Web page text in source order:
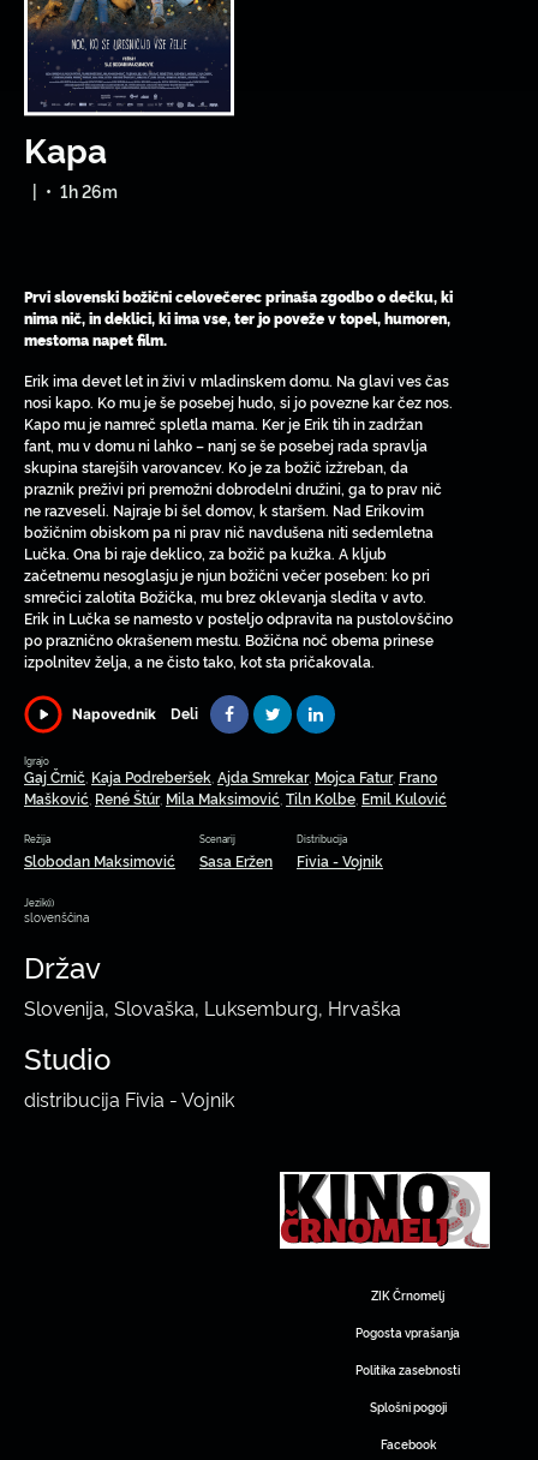
Kapa
| • 1h 26m
Prvi slovenski božični celovečerec prinaša zgodbo o dečku, ki
nima nič, in deklici, ki ima vse, ter jo poveže v topel, humoren,
mestoma napet film.
Erik ima devet let in živi v mladinskem domu. Na glavi ves čas
nosi kapo. Ko mu je še posebej hudo, si jo povezne kar čez nos.
Kapo mu je namreč spletla mama. Ker je Erik tih in zadržan
fant, mu v domu ni lahko – nanj se še posebej rada spravlja
skupina starejših varovancev. Ko je za božič izžreban, da
praznik preživi pri premožni dobrodelni družini, ga to prav nič
ne razveseli. Najraje bi šel domov, k staršem. Nad Erikovim
božičnim obiskom pa ni prav nič navdušena niti sedemletna
Lučka. Ona bi raje deklico, za božič pa kužka. A kljub
začetnemu nesoglasju je njun božični večer poseben: ko pri
smrečici zalotita Božička, mu brez oklevanja sledita v avto.
Erik in Lučka se namesto v posteljo odpravita na pustolovščino
po praznično okrašenem mestu. Božična noč obema prinese
izpolnitev želja, a ne čisto tako, kot sta pričakovala.
Napovednik Deli
Igrajo
Gaj Črnič Kaja Podreberšek Ajda Smrekar, Mojca Fatur, Frano
Mašković René Štúr, Mila Maksimović Tiln Kolbe Emil Kulović
Režija
Slobodan Maksimović
Scenarij
Sasa Eržen
Distribucija
Fivia - Vojnik
Jezik(i)
slovenščina
Držav
Slovenija, Slovaška, Luksemburg, Hrvaška
Studio
distribucija Fivia - Vojnik
ZIK Črnomelj
Pogosta vprašanja
Politika zasebnosti
Splošni pogoji
Facebook